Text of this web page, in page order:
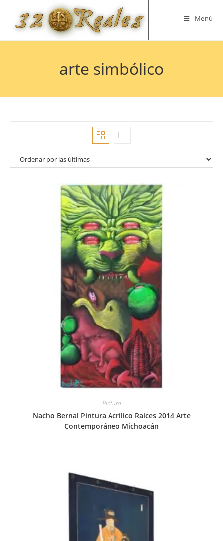
contenido
Menú
arte simbólico
Pintura
Nacho Bernal Pintura Acrílico Raíces 2014 Arte
Contemporáneo Michoacán